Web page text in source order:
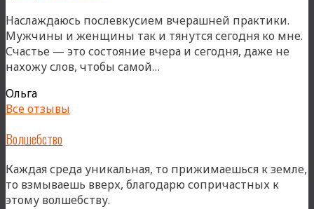
Наслаждаюсь послевкусием вчерашней практики.
Мужчины и женщины так и тянутся сегодня ко мне.
Счастье — это состояние вчера и сегодня, даже не
нахожу слов, чтобы самой…
Ольга
Все отзывы
Волшебство
Каждая среда уникальная, то прижимаешься к земле,
то взмываешь вверх, благодарю сопричастных к
этому волшебству.